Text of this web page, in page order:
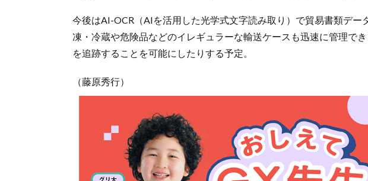
今後はAI-OCR（AIを活用した光学式文字読み取り）で貿易書類デー
凍・冷蔵や危険品などのイレギュラーな輸送ケースも迅速に管理で
を追跡することを可能にしたりする予定。
（藤原秀行）